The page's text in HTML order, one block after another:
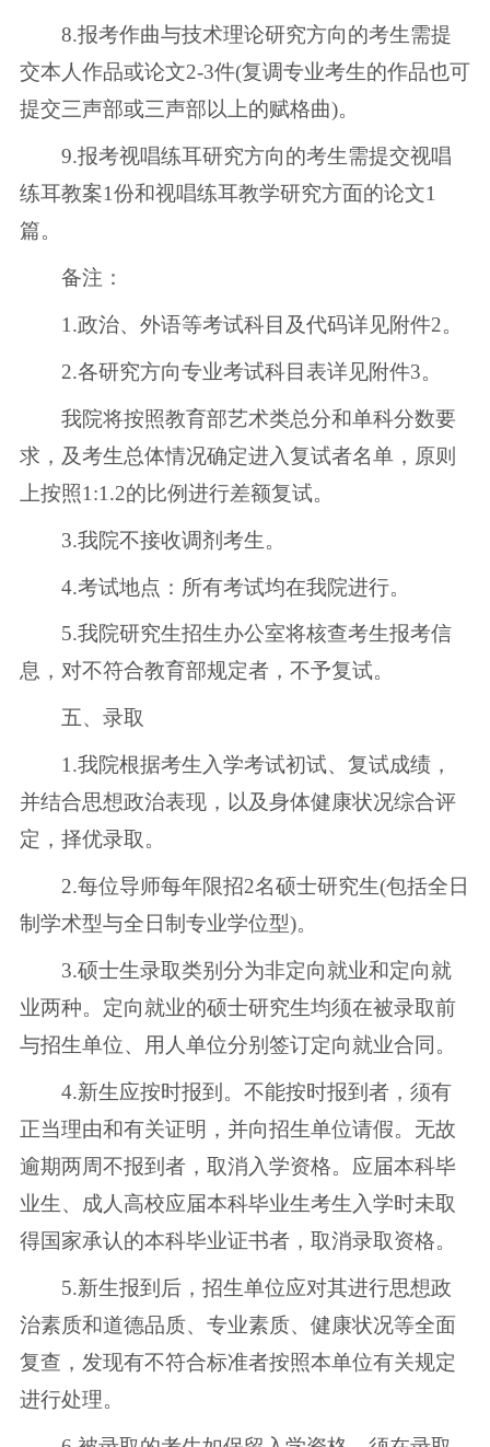
8.报考作曲与技术理论研究方向的考生需提
交本人作品或论文2-3件(复调专业考生的作品也可
提交三声部或三声部以上的赋格曲)。
9.报考视唱练耳研究方向的考生需提交视唱
练耳教案1份和视唱练耳教学研究方面的论文1
篇。
备注：
1.政治、外语等考试科目及代码详见附件2。
2.各研究方向专业考试科目表详见附件3。
我院将按照教育部艺术类总分和单科分数要
求，及考生总体情况确定进入复试者名单，原则
上按照1:1.2的比例进行差额复试。
3.我院不接收调剂考生。
4.考试地点：所有考试均在我院进行。
5.我院研究生招生办公室将核查考生报考信
息，对不符合教育部规定者，不予复试。
五、录取
1.我院根据考生入学考试初试、复试成绩，
并结合思想政治表现，以及身体健康状况综合评
定，择优录取。
2.每位导师每年限招2名硕士研究生(包括全日
制学术型与全日制专业学位型)。
3.硕士生录取类别分为非定向就业和定向就
业两种。定向就业的硕士研究生均须在被录取前
与招生单位、用人单位分别签订定向就业合同。
4.新生应按时报到。不能按时报到者，须有
正当理由和有关证明，并向招生单位请假。无故
逾期两周不报到者，取消入学资格。应届本科毕
业生、成人高校应届本科毕业生考生入学时未取
得国家承认的本科毕业证书者，取消录取资格。
5.新生报到后，招生单位应对其进行思想政
治素质和道德品质、专业素质、健康状况等全面
复查，发现有不符合标准者按照本单位有关规定
进行处理。